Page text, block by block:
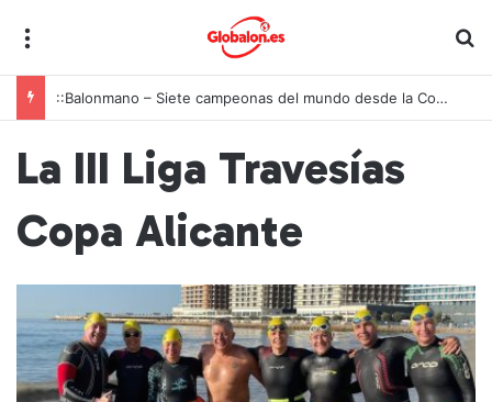
::Balonmano – Siete campeonas del mundo desde la Comunitat Valenciana
La III Liga Travesías
Copa Alicante